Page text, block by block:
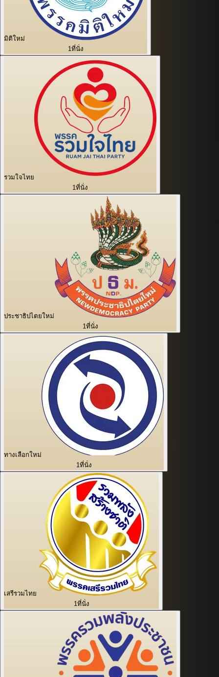
มิติใหม่
1ที่นั่ง
รวมใจไทย
1ที่นั่ง
ประชาธิปไตยใหม่
1ที่นั่ง
ทางเลือกใหม่
1ที่นั่ง
เสรีรวมไทย
1ที่นั่ง